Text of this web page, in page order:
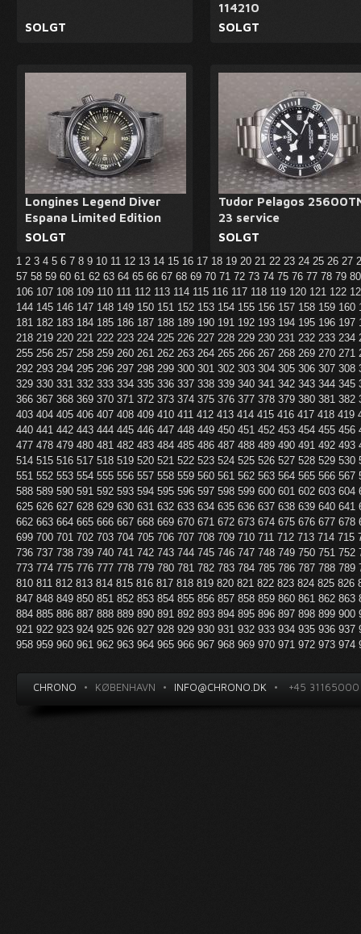
SOLGT
114210
SOLGT
Longines Legend Diver
Espana Limited Edition
SOLGT
Tudor Pelagos
23 service
SOLGT
1 2 3 4 5 6 7 8 9 10 11 12 13 14 15 16 17 18 19 20 21 22 23 24 25 26 27
57 58 59 60 61 62 63 64 65 66 67 68 69 70 71 72 73 74 75 76 77 78 79
106 107 108 109 110 111 112 113 114 115 116 117 118 119 120 121 122
144 145 146 147 148 149 150 151 152 153 154 155 156 157 158 159 160
181 182 183 184 185 186 187 188 189 190 191 192 193 194 195 196 197
218 219 220 221 222 223 224 225 226 227 228 229 230 231 232 233 234
255 256 257 258 259 260 261 262 263 264 265 266 267 268 269 270 271
292 293 294 295 296 297 298 299 300 301 302 303 304 305 306 307 308
329 330 331 332 333 334 335 336 337 338 339 340 341 342 343 344 345
366 367 368 369 370 371 372 373 374 375 376 377 378 379 380 381 382
403 404 405 406 407 408 409 410 411 412 413 414 415 416 417 418 419
440 441 442 443 444 445 446 447 448 449 450 451 452 453 454 455 456
477 478 479 480 481 482 483 484 485 486 487 488 489 490 491 492 493
514 515 516 517 518 519 520 521 522 523 524 525 526 527 528 529 530
551 552 553 554 555 556 557 558 559 560 561 562 563 564 565 566 567
588 589 590 591 592 593 594 595 596 597 598 599 600 601 602 603 604
625 626 627 628 629 630 631 632 633 634 635 636 637 638 639 640 641
662 663 664 665 666 667 668 669 670 671 672 673 674 675 676 677 678
699 700 701 702 703 704 705 706 707 708 709 710 711 712 713 714 715
736 737 738 739 740 741 742 743 744 745 746 747 748 749 750 751 752
773 774 775 776 777 778 779 780 781 782 783 784 785 786 787 788 789
810 811 812 813 814 815 816 817 818 819 820 821 822 823 824 825 826
847 848 849 850 851 852 853 854 855 856 857 858 859 860 861 862 863
884 885 886 887 888 889 890 891 892 893 894 895 896 897 898 899 900
921 922 923 924 925 926 927 928 929 930 931 932 933 934 935 936 937
958 959 960 961 962 963 964 965 966 967 968 969 970 971 972 973 974
CHRONO • KØBENHAVN • INFO@CHRONO.DK • +45 31165000